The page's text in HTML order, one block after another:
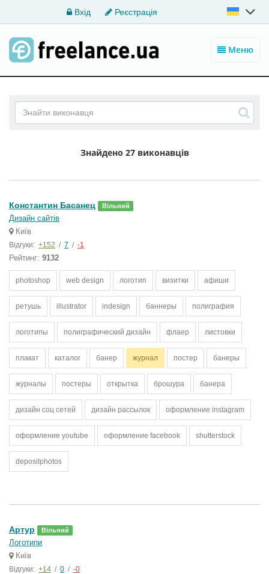
Вхід Реєстрація
Меню
Знайдено 27 виконавців
Константин Басанец Вільний
Дизайн сайтів
Київ
Відгуки: +152 / 7 / -1
Рейтинг: 9132
photoshop web design логотип визитки афиши
ретушь illustrator indesign баннеры полиграфия
логотипы полиграфический дизайн флаер листовки
плакат каталог банер журнал постер банеры
журналы постеры открытка брошура банера
дизайн соц сетей дизайн рассылок оформление instagram
оформление youtube оформление facebook shutterstock
depositphotos
Артур Вільний
Логотипи
Київ
Відгуки: +14 / 0 / -0